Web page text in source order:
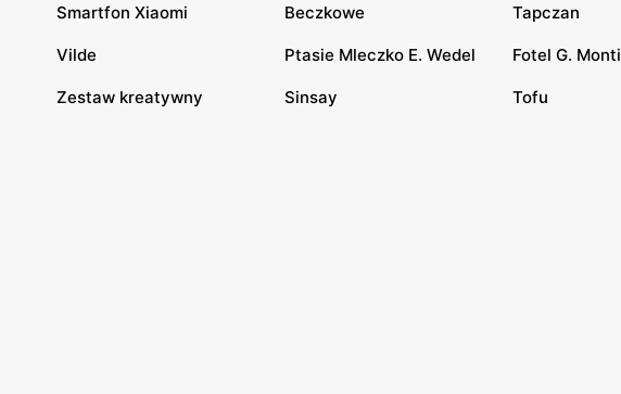
Smartfon Xiaomi Beczkowe Tapczan
Vilde Ptasie Mleczko E. Wedel Fotel G. Monti
Zestaw kreatywny Sinsay Tofu